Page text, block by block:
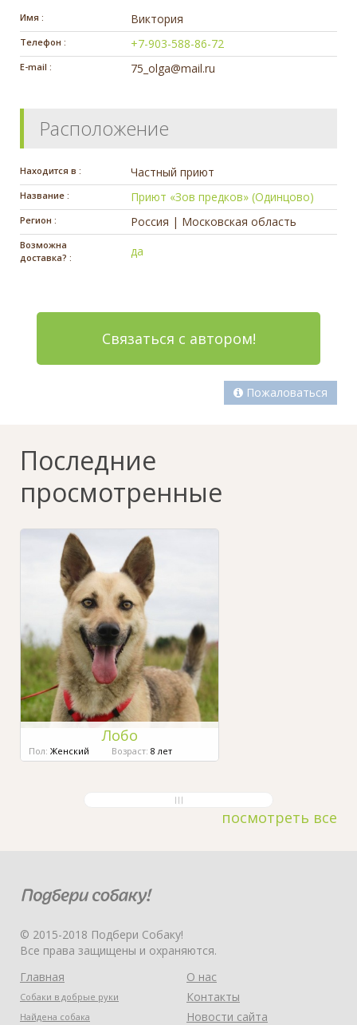
Имя : Виктория
Телефон : +7-903-588-86-72
E-mail : 75_olga@mail.ru
Расположение
Находится в : Частный приют
Название : Приют «Зов предков» (Одинцово)
Регион : Россия | Московская область
Возможна
доставка? :
да
Связаться с автором!
Пожаловаться
Последние
просмотренные
Лобо
Пол: Женский Возраст: 8 лет
посмотреть все
© 2015-2018 Подбери Собаку!
Все права защищены и охраняются.
Главная
Собаки в добрые руки
Найдена собака
О нас
Контакты
Новости сайта